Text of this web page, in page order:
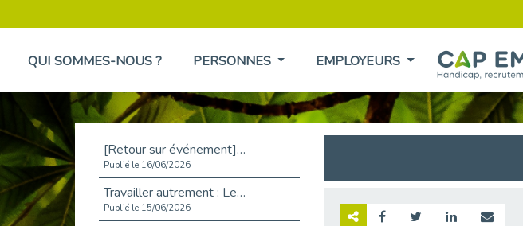
QUI SOMMES-NOUS ? PERSONNES EMPLOYEURS
[Retour sur événement] L'inclusion au cœur de la Place de l'Emploi à La Défense !
Publié le 16/06/2026
Travailler autrement : Le défi de l'intégration des maladies chroniques en entreprise
Publié le 15/06/2026